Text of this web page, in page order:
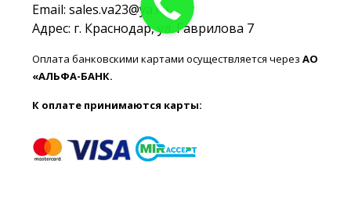
Email: sales.va23@ya.ru
Адрес: г. Краснодар, ул. Гаврилова 7
Оплата банковскими картами осуществляется черезАО
«АЛЬФА-БАНК.
К оплате принимаются карты: